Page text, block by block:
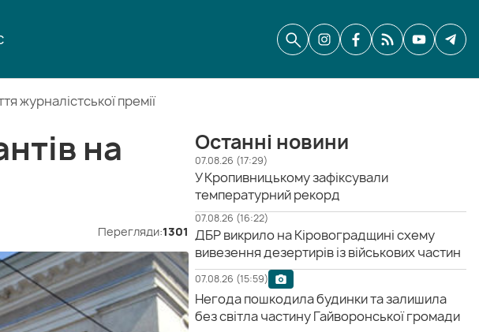
журналістської премії
на
Перегляди:1301
Останні новини
07.08.26 (17:29)
У Кропивницькому зафіксували
температурний рекорд
07.08.26 (16:22)
ДБР викрило на Кіровоградщині схему
вивезення дезертирів із військових частин
07.08.26 (15:59)
Негода пошкодила будинки та залишила
без світла частину Гайворонської громади